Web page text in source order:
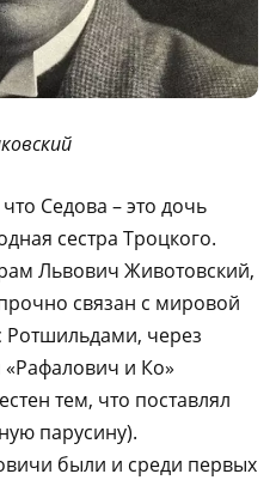
Седова – это дочь
сестра Троцкого.
Львович Животовский,
связан с мировой
Ротшильдами, через
и Ко»
тем, что поставлял
парусину).
были и среди первых